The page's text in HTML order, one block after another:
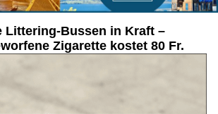
Littering-Bussen in Kraft –
Zigarette kostet 80 Fr.